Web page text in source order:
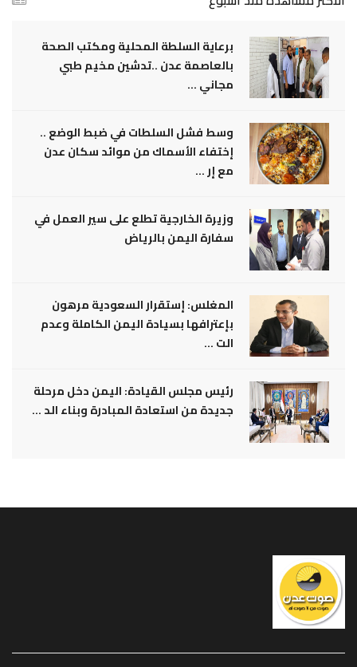
برعاية السلطة المحلية ومكتب الصحة
بالعاصمة عدن ..تدشين مخيم طبي
مجاني ...
وسط فشل السلطات في ضبط الوضع ..
إختفاء الأسماك من موائد سكان عدن
مع إر ...
وزيرة الخارجية تطلع على سير العمل في
سفارة اليمن بالرياض
المغلس: إستقرار السعودية مرهون
بإعترافها بسيادة اليمن الكاملة وعدم
الت ...
رئيس مجلس القيادة: اليمن دخل مرحلة
جديدة من استعادة المبادرة وبناء الد ...